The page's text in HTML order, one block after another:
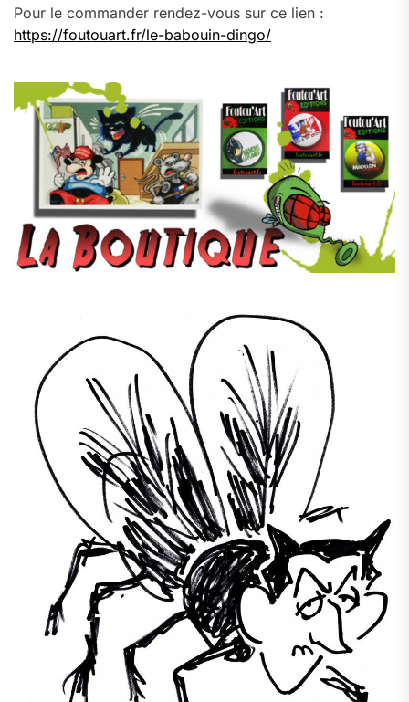
Pour le commander rendez-vous sur ce lien :
https://foutouart.fr/le-babouin-dingo/